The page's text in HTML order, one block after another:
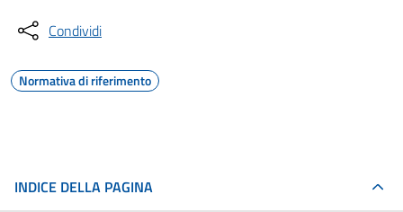
Condividi
Normativa di riferimento
INDICE DELLA PAGINA